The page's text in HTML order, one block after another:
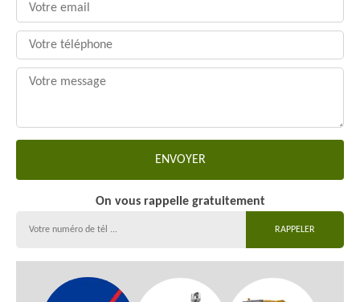
On vous rappelle gratuitement